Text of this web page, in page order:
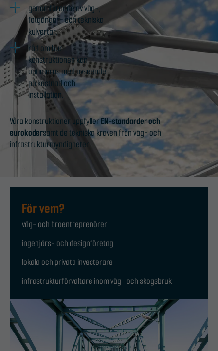
genomförande av väg-,
fotgängar- och tekniska
kulvertar,
råd om hur
konstruktionen kan
optimeras med avseende
på kostnad och
installation.
Våra konstruktioner uppfyllerEN-standarder och
eurokodersamt de tekniska kraven från väg- och
infrastrukturmyndigheter.
För vem?
väg- och broentreprenörer
ingenjörs- och designföretag
lokala och privata investerare
infrastrukturförvaltare inom väg- och skogsbruk